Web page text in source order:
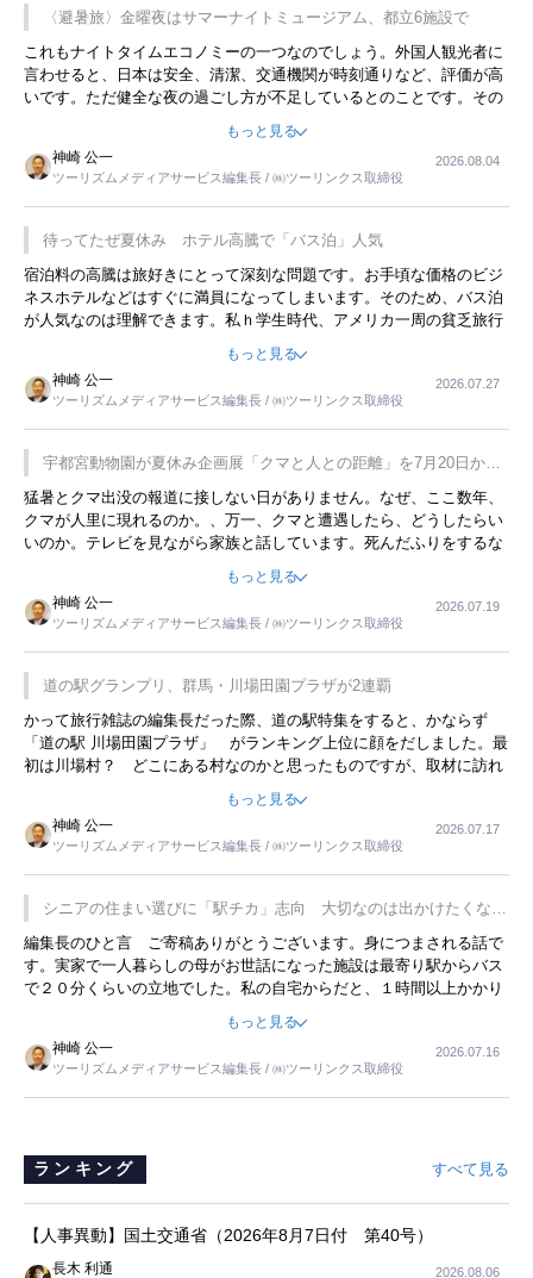
〈避暑旅〉金曜夜はサマーナイトミュージアム、都立6施設で
これもナイトタイムエコノミーの一つなのでしょう。外国人観光者に
言わせると、日本は安全、清潔、交通機関が時刻通りなど、評価が高
いです。ただ健全な夜の過ごし方が不足しているとのことです。その
限らず外国人にとっても楽しみが増えるでしょうね。
もっと見る
神崎 公一
ツーリズムメディアサービス編集長 / ㈱ツーリンクス取締役
2026.08.04
待ってたぜ夏休み ホテル高騰で「バス泊」人気
宿泊料の高騰は旅好きにとって深刻な問題です。お手頃な価格のビジ
ネスホテルなどはすぐに満員になってしまいます。そのため、バス泊
が人気なのは理解できます。私ｈ学生時代、アメリカ一周の貧乏旅行
用してホテル代を浮かせていました。ただし、若いからできたことで
す。若い人が夜行バスで京都に行った、青森に行ったと聞くと、疲れ
が残らないのかなと思ってしまいます。
もっと見る
神崎 公一
ツーリズムメディアサービス編集長 / ㈱ツーリンクス取締役
2026.07.27
宇都宮動物園が夏休み企画展「クマと人との距離」を7月20日から
開催
猛暑とクマ出没の報道に接しない日がありません。なぜ、ここ数年、
クマが人里に現れるのか。、万一、クマと遭遇したら、どうしたらい
いのか。テレビを見ながら家族と話しています。死んだふりをするな
もっと見る
神崎 公一
ツーリズムメディアサービス編集長 / ㈱ツーリンクス取締役
2026.07.19
道の駅グランプリ、群馬・川場田園プラザが2連覇
かって旅行雑誌の編集長だった際、道の駅特集をすると、かならず
「道の駅 川場田園プラザ」 がランキング上位に顔をだしました。最
初は川場村？ どこにある村なのかと思ったものですが、取材に訪れ
した。プレゼンも巧みで、今でも思い出すことが２つあります。一つ
は、従業員に東京ディズニーランドを見学させ、サービス業、接客業
の何かを理解してもらっていることです。 もう一つは1800円もする
プレミアムヨーグルトを販売するにあたり、社内に懸念もあったそう
です。永井社長は、駐車場に都内ナンバーの高級外車が停まっている
ことに目をつけ、高級商品でも売れると確信したそうです。今回の記
事を懐かしく読みました。
もっと見る
神崎 公一
ツーリズムメディアサービス編集長 / ㈱ツーリンクス取締役
2026.07.17
シニアの住まい選びに「駅チカ」志向 大切なのは出かけたくなる
暮らし
編集長のひと言 ご寄稿ありがとうございます。身につまされる話で
す。実家で一人暮らしの母がお世話になった施設は最寄り駅からバス
で２０分くらいの立地でした。私の自宅からだと、１時間以上かかり
すが、私と妹にとっては、半日仕事ででした。シニアの住まい選び
は、当人だけではなく、世話をする家族の足の便も考えない外池ない
と思いました。
もっと見る
神崎 公一
ツーリズムメディアサービス編集長 / ㈱ツーリンクス取締役
2026.07.16
ランキング すべて見る
【人事異動】国土交通省（2026年8月7日付 第40号）
長木 利通 2026.08.06